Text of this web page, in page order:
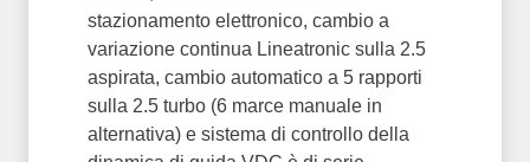
stazionamento elettronico, cambio a
variazione continua Lineatronic sulla 2.5
aspirata, cambio automatico a 5 rapporti
sulla 2.5 turbo (6 marce manuale in
alternativa) e sistema di controllo della